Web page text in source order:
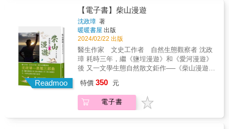
囂。&mdash;&mdash;忘幽谷 ７８ 從潮境公
園眺望在雲隙光照射下的九份。
&mdash;&mdash;潮境公園 ８３ 一邊游泳一
邊拍攝清澈見底的海中。&mdash;&mdash;基
隆市海興游泳協會 ９４ 努力尋找祕密基地般
的地方。&mdash;&mdash;白米甕尖 &
狗狗一起克服登山的疲憊。&mdash;&mdash;
觀音山硬漢嶺 & Ⓑ SANZHI 三芝・SHIMEN
石門・JINSHAN 金山・WANLI 萬里& & ３
２ 開發一個能拍攝出水面如鏡子般反射倒影
的景點。&mdash;&mdash;三芝田心子 ３４
與柴犬一起在港口散步。&mdash;&mdash;麟
山鼻木棧道 ６４ 歇腳片刻，仰望如流星般的
飛機雲。&mdash;&mdash;金山雨石碑 ６６
在臺灣最美麗的公車站眺望海景，駐足片刻。
證美麗的大自然藝術品&mdash;&mdash;女王
頭。&mdash;&mdash;野柳女王頭 Ⓒ
KEELUNG 基隆 & ７５ 毫不在乎旁人的眼
／李蓉蓉林煒舒／陳俊有／陳榮聲倪郁嵐／康
珮／許聖迪曹雅涵／黃郁惠／楊杜煜葉儀萱／
趙文義／鄭芳祥謝名恒／藍博瀚／蘇健倫本書
特色★了解地方文史脈動：跟著21位在當地生
活多年的人，認識最local的歷史與人物故事。
★主題式路線規劃：從目次篇章查閱喜好主
題，閱讀後即可出發深度旅遊。★獨家收錄：
在地大學敘事力課程設計以及活化地方、創生
地方的感動歷程。
幅員廣大，其中位居沿海最北端的北門區，是
個完全沒有火車行經的地方；居住當地的人們
若要搭乘高鐵，也多得選擇到車程約40分鐘的
嘉義高鐵站──要達此地，甚至比前往日本東京
旅行更加輾轉。 大部分遊客自駕到此處，多為
遊覽水晶教堂與井仔腳瓦盤鹽田美景，但在緊
貼著將軍溪北側的北門區下緣，還藏有透亮著
光的兩個庄頭，鮮少人發現。 延續第一輯《誌
村鑑1：橋仔村》飛往外島，第二輯則帶領讀者
雙封面一次呈現關係緊密的兩地源淵。透過靈
活生動的單元規劃，以及「迴聲」社造團隊作
者群蹲點地方四年的田野調查，跨視角呈現鹽
Readmoo
【電子書】柴山漫遊
沈政璋 著
暖暖書屋 出版
2024/02/22 出版
醫生作家 文史工作者 自然生態觀察者 沈政
璋 耗時三年，繼《鹽埕漫遊》和《愛河漫遊》
後 又一文學生態自然散文鉅作──《柴山漫遊》
「愛河漫遊」到「柴山漫遊」 鹽埕漫遊：由鹽
埕一個高雄老城認識我們日常生活的社區 愛河
漫遊：由一條母親河認識我們居住的城市 柴山
特價 350 元
電子書